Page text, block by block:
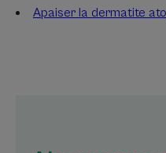
Apaiser la dermatite